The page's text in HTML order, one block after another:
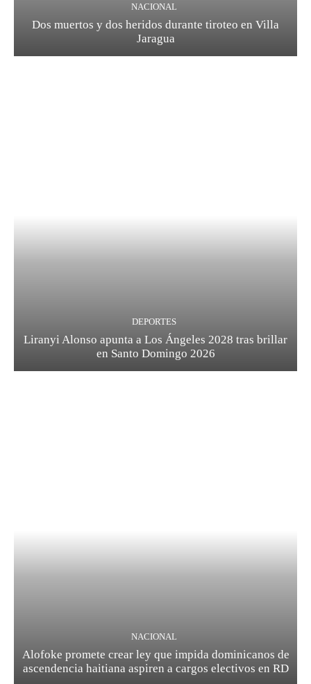
NACIONAL
Dos muertos y dos heridos durante tiroteo en Villa
Jaragua
DEPORTES
Liranyi Alonso apunta a Los Ángeles 2028 tras brillar
en Santo Domingo 2026
NACIONAL
Alofoke promete crear ley que impida dominicanos de
ascendencia haitiana aspiren a cargos electivos en RD